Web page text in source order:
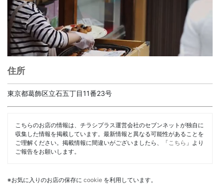
住所
東京都葛飾区立石五丁目11番23号
こちらのお店の情報は、チラシプラス運営会社のセブンネットが独自に
収集した情報を掲載しています。最新情報と異なる可能性があることを
ご理解ください。掲載情報に間違いがございましたら、「 こちら 」より
ご報告をお願いします。
※お気に入りのお店の保存に cookie を利用しています。